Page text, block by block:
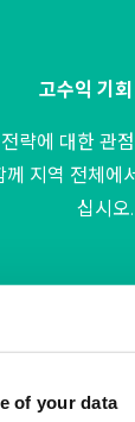
of your data
고수익 기회
략에 대한 관
께 지역 전체에
십시오.